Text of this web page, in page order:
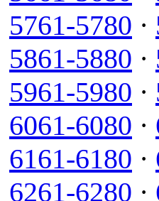
5761-5780 ·
5861-5880 ·
5961-5980 ·
6061-6080 ·
6161-6180 ·
6261-6280 ·